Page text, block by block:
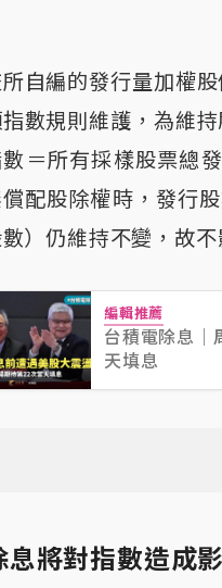
自編的發行量加權
數規則維護，為維
＝所有採樣股票總
配股除權時，發行
）仍維持不變，故不
編輯推薦
台積電除息
天填息
息將對指數造成